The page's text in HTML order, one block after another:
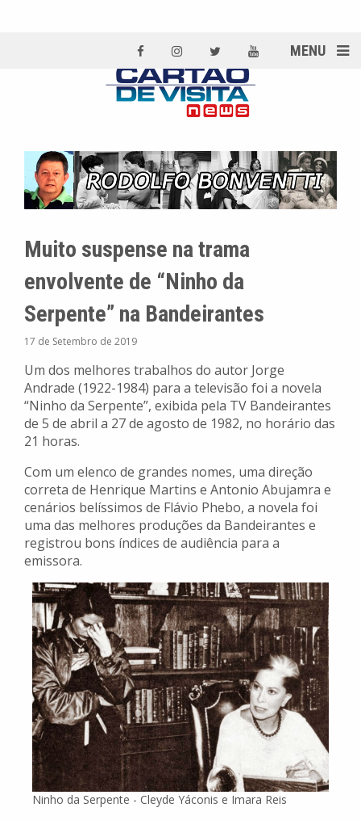
MENU
Muito suspense na trama
envolvente de “Ninho da
Serpente” na Bandeirantes
17 de Setembro de 2019
Um dos melhores trabalhos do autor Jorge
Andrade (1922-1984) para a televisão foi a novela
“Ninho da Serpente”, exibida pela TV Bandeirantes
de 5 de abril a 27 de agosto de 1982, no horário das
21 horas.
Com um elenco de grandes nomes, uma direção
correta de Henrique Martins e Antonio Abujamra e
cenários belíssimos de Flávio Phebo, a novela foi
uma das melhores produções da Bandeirantes e
registrou bons índices de audiência para a
emissora.
Ninho da Serpente - Cleyde Yáconis e Imara Reis